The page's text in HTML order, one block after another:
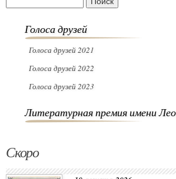
Голоса друзей
Голоса друзей 2021
Голоса друзей 2022
Голоса друзей 2023
Литературная премия имени
Скоро